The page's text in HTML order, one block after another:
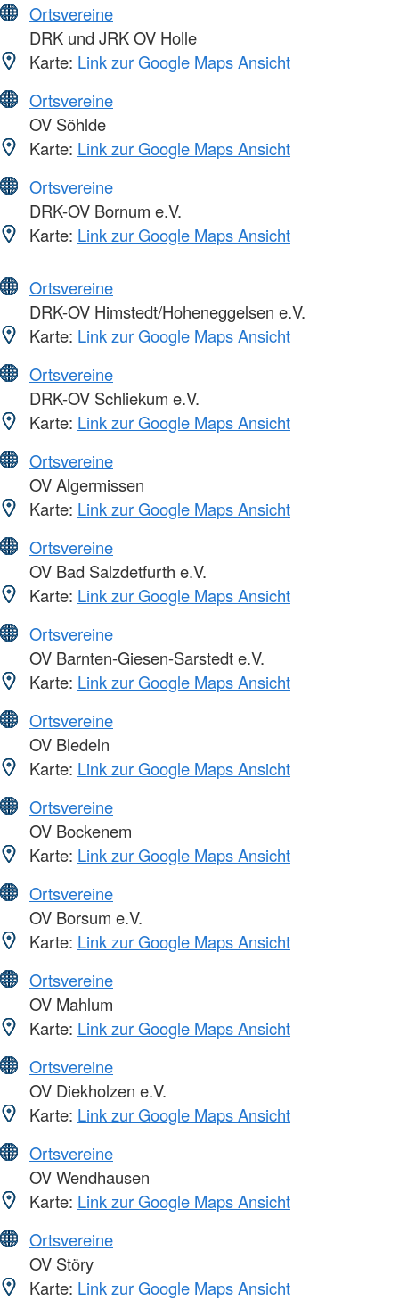
Ortsvereine
DRK und JRK OV Holle
Karte: Link zur Google Maps Ansicht
Ortsvereine
OV Söhlde
Karte: Link zur Google Maps Ansicht
Ortsvereine
DRK-OV Bornum e.V.
Karte: Link zur Google Maps Ansicht
Ortsvereine
DRK-OV Himstedt/Hoheneggelsen e.V.
Karte: Link zur Google Maps Ansicht
Ortsvereine
DRK-OV Schliekum e.V.
Karte: Link zur Google Maps Ansicht
Ortsvereine
OV Algermissen
Karte: Link zur Google Maps Ansicht
Ortsvereine
OV Bad Salzdetfurth e.V.
Karte: Link zur Google Maps Ansicht
Ortsvereine
OV Barnten-Giesen-Sarstedt e.V.
Karte: Link zur Google Maps Ansicht
Ortsvereine
OV Bledeln
Karte: Link zur Google Maps Ansicht
Ortsvereine
OV Bockenem
Karte: Link zur Google Maps Ansicht
Ortsvereine
OV Borsum e.V.
Karte: Link zur Google Maps Ansicht
Ortsvereine
OV Mahlum
Karte: Link zur Google Maps Ansicht
Ortsvereine
OV Diekholzen e.V.
Karte: Link zur Google Maps Ansicht
Ortsvereine
OV Wendhausen
Karte: Link zur Google Maps Ansicht
Ortsvereine
OV Störy
Karte: Link zur Google Maps Ansicht